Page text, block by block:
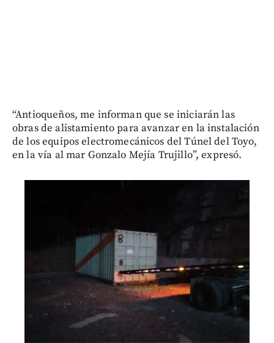
“Antioqueños, me informan que se iniciarán las
obras de alistamiento para avanzar en la instalación
de los equipos electromecánicos del Túnel del Toyo,
en la vía al mar Gonzalo Mejía Trujillo”, expresó.